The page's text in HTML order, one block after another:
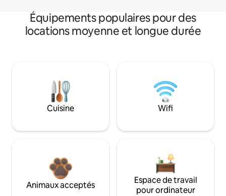
Équipements populaires pour des
locations moyenne et longue durée
Cuisine Wifi
Animaux acceptés
Espace de travail
pour ordinateur